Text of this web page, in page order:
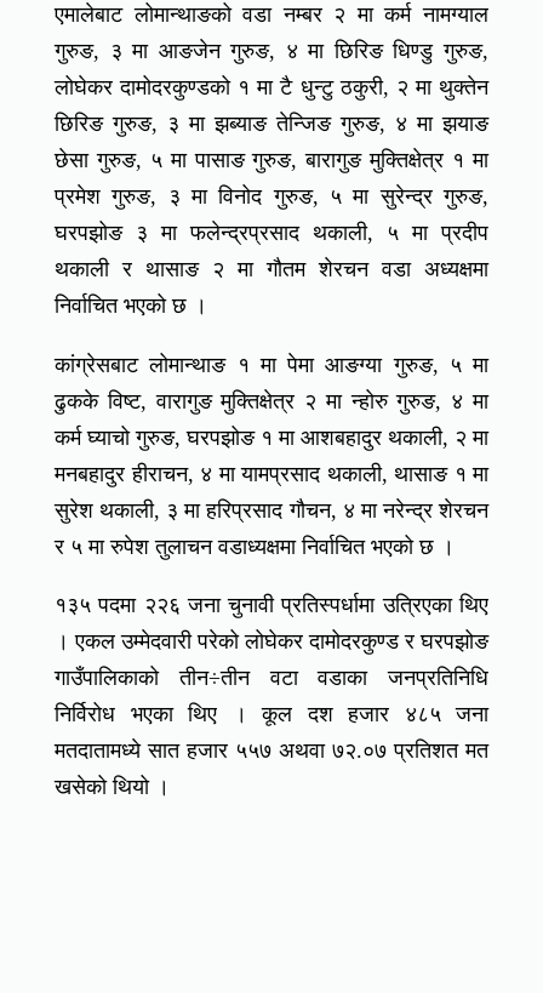
एमालेबाट लोमान्थाङको वडा नम्बर २ मा कर्म नामग्याल
गुरुङ, ३ मा आङजेन गुरुङ, ४ मा छिरिङ धिण्डु गुरुङ,
लोघेकर दामोदरकुण्डको १ मा टै धुन्टु ठकुरी, २ मा थुक्तेन
छिरिङ गुरुङ, ३ मा झब्याङ तेन्जिङ गुरुङ, ४ मा झयाङ
छेसा गुरुङ, ५ मा पासाङ गुरुङ, बारागुङ मुक्तिक्षेत्र १ मा
प्रमेश गुरुङ, ३ मा विनोद गुरुङ, ५ मा सुरेन्द्र गुरुङ,
घरपझोङ ३ मा फलेन्द्रप्रसाद थकाली, ५ मा प्रदीप
थकाली र थासाङ २ मा गौतम शेरचन वडा अध्यक्षमा
निर्वाचित भएको छ ।
कांग्रेसबाट लोमान्थाङ १ मा पेमा आङग्या गुरुङ, ५ मा
ढुकके विष्ट, वारागुङ मुक्तिक्षेत्र २ मा न्होरु गुरुङ, ४ मा
कर्म घ्याचो गुरुङ, घरपझोङ १ मा आशबहादुर थकाली, २ मा
मनबहादुर हीराचन, ४ मा यामप्रसाद थकाली, थासाङ १ मा
सुरेश थकाली, ३ मा हरिप्रसाद गौचन, ४ मा नरेन्द्र शेरचन
र ५ मा रुपेश तुलाचन वडाध्यक्षमा निर्वाचित भएको छ ।
१३५ पदमा २२६ जना चुनावी प्रतिस्पर्धामा उत्रिएका थिए
। एकल उम्मेदवारी परेको लोघेकर दामोदरकुण्ड र घरपझोङ
गाउँपालिकाको तीन÷तीन वटा वडाका जनप्रतिनिधि
निर्विरोध भएका थिए । कूल दश हजार ४८५ जना
मतदातामध्ये सात हजार ५५७ अथवा ७२.०७ प्रतिशत मत
खसेको थियो ।